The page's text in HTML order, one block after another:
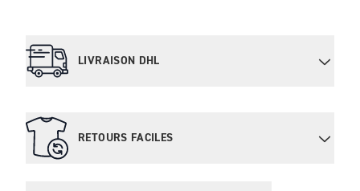
LIVRAISON DHL
RETOURS FACILES